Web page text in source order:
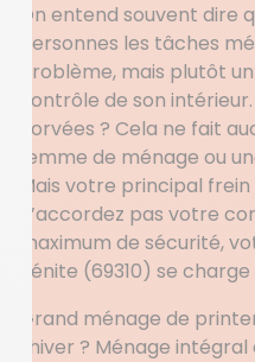
On entend souvent dire
personnes les tâches
problème, mais plutôt
contrôle de son
corvées ? Cela ne fait
femme de ménage ou
Mais votre principal
n’accordez pas votre
maximum de sécurité,
Bénite (69310) se
Grand ménage de
l’hiver ? Ménage